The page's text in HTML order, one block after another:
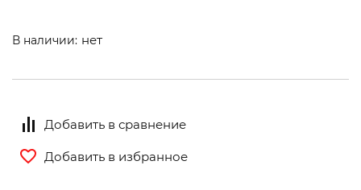
В наличии: нет
Добавить в сравнение
Добавить в избранное